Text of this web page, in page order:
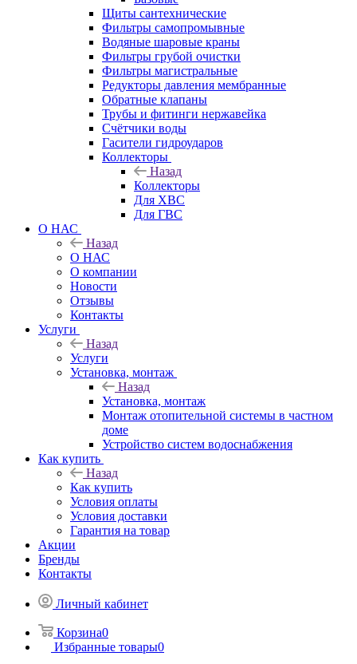
Щиты сантехнические
Фильтры самопромывные
Водяные шаровые краны
Фильтры грубой очистки
Фильтры магистральные
Редукторы давления мембранные
Обратные клапаны
Трубы и фитинги нержавейка
Счётчики воды
Гасители гидроударов
Коллекторы
Назад
Коллекторы
Для ХВС
Для ГВС
О НАС
Назад
О НАС
О компании
Новости
Отзывы
Контакты
Услуги
Назад
Услуги
Установка, монтаж
Назад
Установка, монтаж
Монтаж отопительной системы в частном
доме
Устройство систем водоснабжения
Как купить
Назад
Как купить
Условия оплаты
Условия доставки
Гарантия на товар
Акции
Бренды
Контакты
Личный кабинет
Корзина0
Избранные товары0